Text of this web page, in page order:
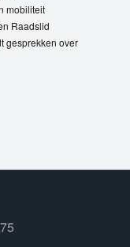
mobiliteit
Raadslid
gesprekken over